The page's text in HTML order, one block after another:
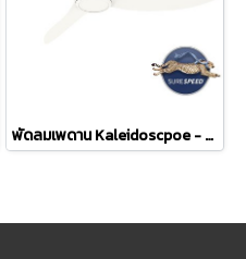
พัดลมเพดาน Kaleidoscpoe - Matte White